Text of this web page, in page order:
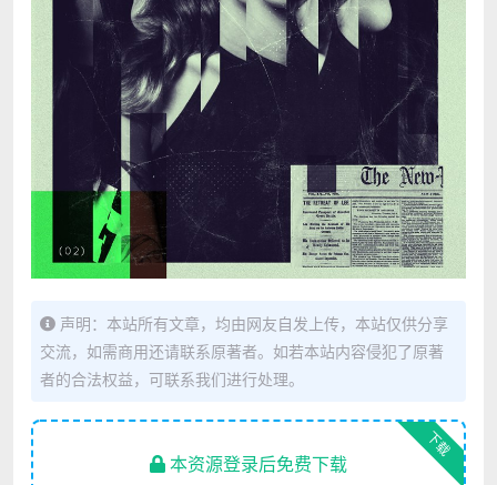
声明：本站所有文章，均由网友自发上传，本站仅供分享
交流，如需商用还请联系原著者。如若本站内容侵犯了原著
者的合法权益，可联系我们进行处理。
下载
本资源登录后免费下载